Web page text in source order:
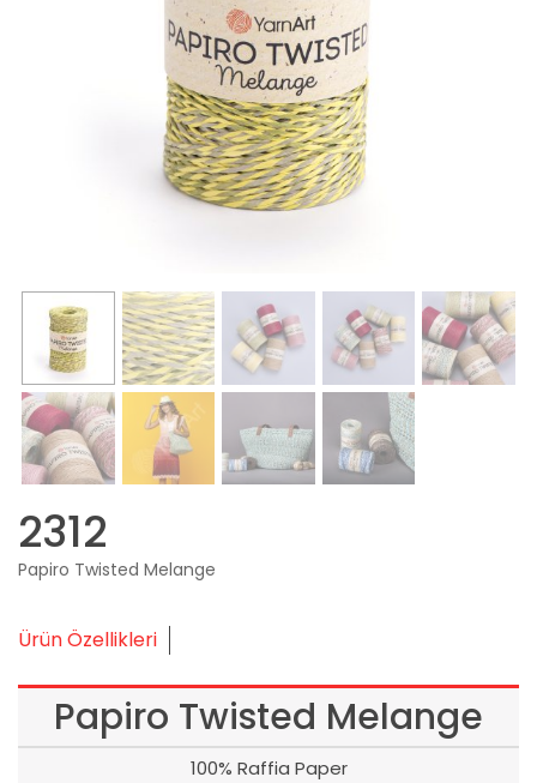
2312
Papiro Twisted Melange
Ürün Özellikleri
Papiro Twisted Melange
100% Raffia Paper